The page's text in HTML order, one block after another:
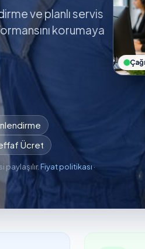
ve planlı servis
korumaya
Ücret
Fiyat politikası·